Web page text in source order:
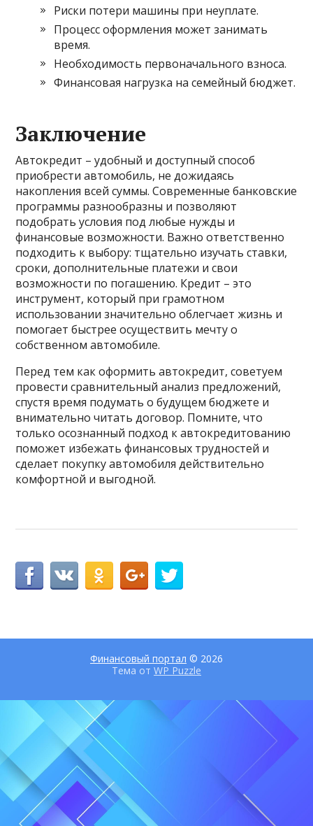
Риски потери машины при неуплате.
Процесс оформления может занимать
время.
Необходимость первоначального взноса.
Финансовая нагрузка на семейный бюджет.
Заключение
Автокредит – удобный и доступный способ
приобрести автомобиль, не дожидаясь
накопления всей суммы. Современные банковские
программы разнообразны и позволяют
подобрать условия под любые нужды и
финансовые возможности. Важно ответственно
подходить к выбору: тщательно изучать ставки,
сроки, дополнительные платежи и свои
возможности по погашению. Кредит – это
инструмент, который при грамотном
использовании значительно облегчает жизнь и
помогает быстрее осуществить мечту о
собственном автомобиле.
Перед тем как оформить автокредит, советуем
провести сравнительный анализ предложений,
спустя время подумать о будущем бюджете и
внимательно читать договор. Помните, что
только осознанный подход к автокредитованию
поможет избежать финансовых трудностей и
сделает покупку автомобиля действительно
комфортной и выгодной.
Финансовый портал © 2026
Тема от WP Puzzle